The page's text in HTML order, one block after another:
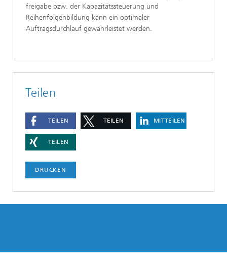
freigabe bzw. der Kapazitätssteuerung und
Reihenfolgenbildung kann ein optimaler
Auftragsdurchlauf gewährleistet werden.
Teilen
TEILEN TEILEN MITTEILEN
TEILEN
DRUCKEN